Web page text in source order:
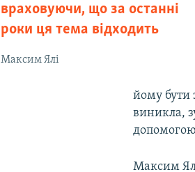
враховуючи, що за останні
роки ця тема відходить
Максим Ялі
йому бути
виникла,
Максим